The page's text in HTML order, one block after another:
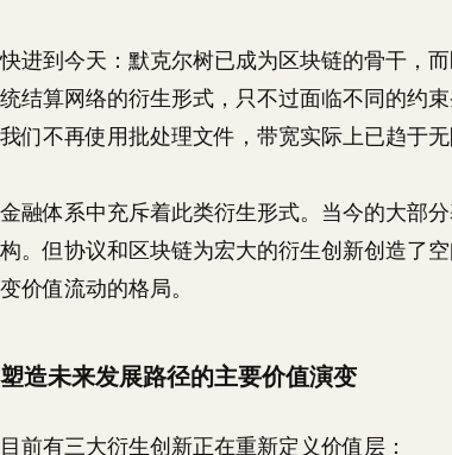
快进到今天：默克尔树已成为区块链的骨干，
统结算网络的衍生形式，只不过面临不同的约束
我们不再使用批处理文件，带宽实际上已趋于无
金融体系中充斥着此类衍生形式。当今的大部
构。但协议和区块链为宏大的衍生创新创造了
变价值流动的格局。
塑造未来发展路径的主要价值演变
目前有三大衍生创新正在重新定义价值层：